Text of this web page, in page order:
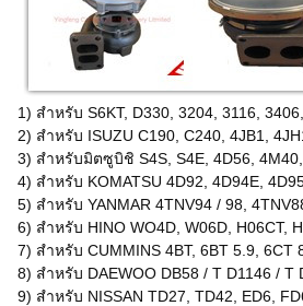
1) สำหรับ S6KT, D330, 3204, 3116,
2) สำหรับ ISUZU C190, C240, 4JB1,
3) สำหรับมิตซูบิชิ S4S, S4E, 4D56, 4M40,
4) สำหรับ KOMATSU 4D92, 4D94E,
5) สำหรับ YANMAR 4TNV94 / 98,
6) สำหรับ HINO WO4D, W06D, H06CT,
7) สำหรับ CUMMINS 4BT, 6BT 5.9, 6CT
8) สำหรับ DAEWOO DB58 / T D1146 / T
9) สำหรับ NISSAN TD27, TD42, ED6,